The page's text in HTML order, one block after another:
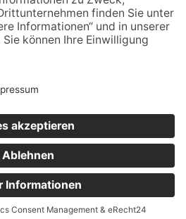
–Impressum–